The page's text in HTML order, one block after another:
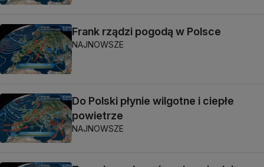
Frank rządzi pogodą w Polsce
NAJNOWSZE
Do Polski płynie wilgotne i ciepłe
powietrze
NAJNOWSZE